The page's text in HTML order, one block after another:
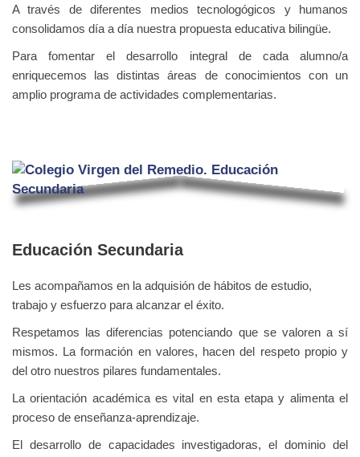
A través de diferentes medios tecnologógicos y humanos
consolidamos día a día nuestra propuesta educativa bilingüe.
Para fomentar el desarrollo integral de cada alumno/a
enriquecemos las distintas áreas de conocimientos con un
amplio programa de actividades complementarias.
Educación Secundaria
Les acompañamos en la adquisión de hábitos de estudio,
trabajo y esfuerzo para alcanzar el éxito.
Respetamos las diferencias potenciando que se valoren a sí
mismos.
La formación en valores, hacen del respeto propio y
del otro nuestros pilares fundamentales.
La orientación académica es vital en esta etapa y alimenta el
proceso de enseñanza-aprendizaje.
El desarrollo de capacidades investigadoras, el dominio del